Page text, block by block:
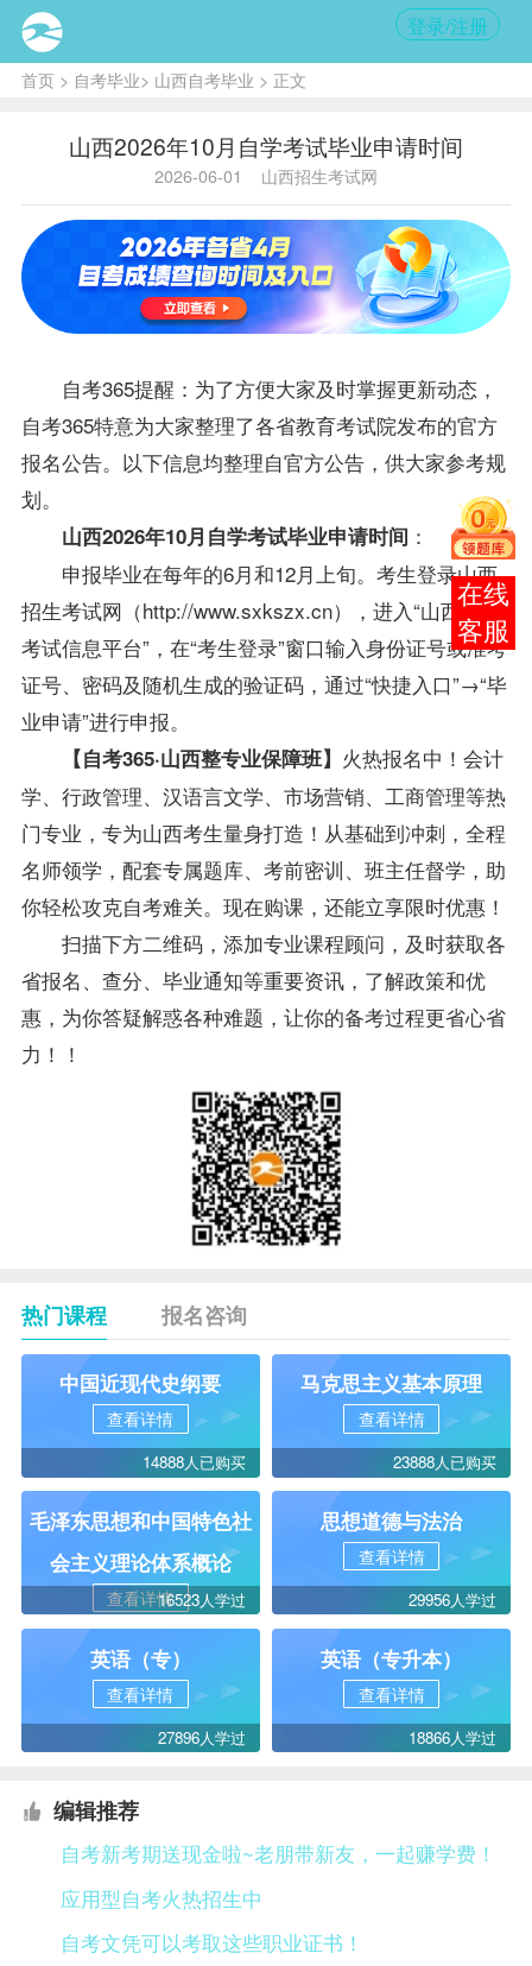
登录/注册
首页> 自考毕业> 山西自考毕业 > 正文
山西2026年10月自学考试毕业申请时间
2026-06-01 山西招生考试网
自考365提醒：为了方便大家及时掌握更新动态，
自考365特意为大家整理了各省教育考试院发布的官方
报名公告。以下信息均整理自官方公告，供大家参考规
划。
山西2026年10月自学考试毕业申请时间 ：
申报毕业在每年的6月和12月上旬。考生登录山西
招生考试网（http://www.sxkszx.cn），进入“山西自学
考试信息平台”，在“考生登录”窗口输入身份证号或准考
证号、密码及随机生成的验证码，通过“快捷入口”→“毕
业申请”进行申报。
【自考365·山西整专业保障班】 火热报名中！ 会计
学、行政管理、汉语言文学、市场营销、工商管理等热
门专业，专为山西考生量身打造！从基础到冲刺，全程
名师领学，配套专属题库、考前密训、班主任督学，助
你轻松攻克自考难关。 现在购课，还能立享限时优惠！
扫描下方二维码，添加专业课程顾问，及时获取各
省报名、查分、毕业通知等重要资讯，了解政策和优
惠，为你答疑解惑各种难题，让你的备考过程更省心省
力！！
热门课程 报名咨询
中国近现代史纲要
查看详情
14888人已购买
马克思主义基本原理
查看详情
23888人已购买
毛泽东思想和中国特色社
会主义理论体系概论
查看详情16523人学过
思想道德与法治
查看详情
29956人学过
英语（专）
查看详情
27896人学过
英语（专升本）
查看详情
18866人学过
编辑推荐
自考新考期送现金啦~老朋带新友，一起赚学费！
应用型自考火热招生中
自考文凭可以考取这些职业证书！
报考
咨询